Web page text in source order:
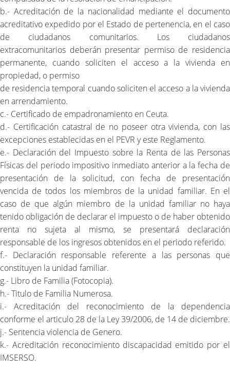
b.- Acreditación de la nacionalidad mediante el documento
acreditativo expedido por el Estado de pertenencia, en el caso
de ciudadanos comunitarios. Los ciudadanos
extracomunitarios deberán presentar permiso de residencia
permanente, cuando soliciten el acceso a la vivienda en
propiedad, o permiso
de residencia temporal cuando soliciten el acceso a la vivienda
en arrendamiento.
c.- Certificado de empadronamiento en Ceuta.
d.- Certificación catastral de no poseer otra vivienda, con las
excepciones establecidas en el PEVR y este Reglamento.
e.- Declaración del Impuesto sobre la Renta de las Personas
Físicas del periodo impositivo inmediato anterior a la fecha de
presentación de la solicitud, con fecha de presentación
vencida de todos los miembros de la unidad familiar. En el
caso de que algún miembro de la unidad familiar no haya
tenido obligación de declarar el impuesto o de haber obtenido
renta no sujeta al mismo, se presentará declaración
responsable de los ingresos obtenidos en el periodo referido.
f.- Declaración responsable referente a las personas que
constituyen la unidad familiar.
g.- Libro de Familia (Fotocopia).
h.- Titulo de Familia Numerosa.
i.- Acreditación del reconocimiento de la dependencia
conforme el articulo 28 de la Ley 39/2006, de 14 de diciembre.
j.- Sentencia violencia de Genero.
k.- Acreditación reconocimiento discapacidad emitido por el
IMSERSO.